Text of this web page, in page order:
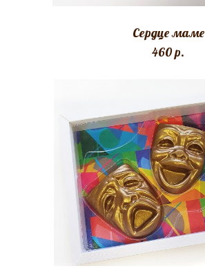
Сердце маме
460 p.